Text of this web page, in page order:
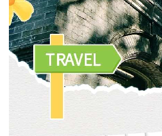
图纸样品
材质报告
环保报告
新闻中心
公司新闻
行业新闻